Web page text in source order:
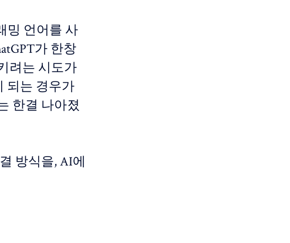
밍 언어를 사
가 한창
려는 시도가
되는 경우가
한결 나아졌
방식을, AI에